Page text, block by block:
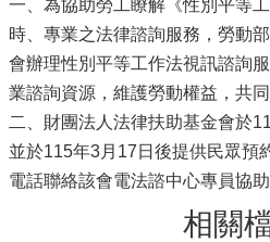
一、為協助勞工瞭解《性別平等
時、專業之法律諮詢服務，勞動
會辦理性別平等工作法視訊諮詢
業諮詢資源，維護勞動權益，共
二、財團法人法律扶助基金會於
並於115年3月17日後提供民眾預
電話聯絡該會電法諮中心專員協
相關